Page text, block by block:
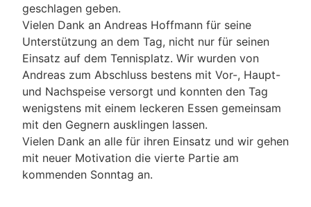
geschlagen geben.
Vielen Dank an Andreas Hoffmann für seine
Unterstützung an dem Tag, nicht nur für seinen
Einsatz auf dem Tennisplatz. Wir wurden von
Andreas zum Abschluss bestens mit Vor-, Haupt-
und Nachspeise versorgt und konnten den Tag
wenigstens mit einem leckeren Essen gemeinsam
mit den Gegnern ausklingen lassen.
Vielen Dank an alle für ihren Einsatz und wir gehen
mit neuer Motivation die vierte Partie am
kommenden Sonntag an.